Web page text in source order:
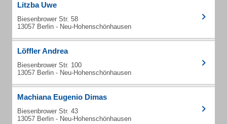
Litzba Uwe
Biesenbrower Str. 58
13057 Berlin - Neu-Hohenschönhausen
Löffler Andrea
Biesenbrower Str. 100
13057 Berlin - Neu-Hohenschönhausen
Machiana Eugenio Dimas
Biesenbrower Str. 43
13057 Berlin - Neu-Hohenschönhausen